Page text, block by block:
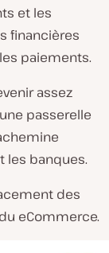
et les
financières
paiements.
assez
passerelle
les banques.
des
eCommerce.